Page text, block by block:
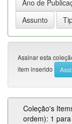
Assinar esta
item inserido
Coleção's
ordem): 1